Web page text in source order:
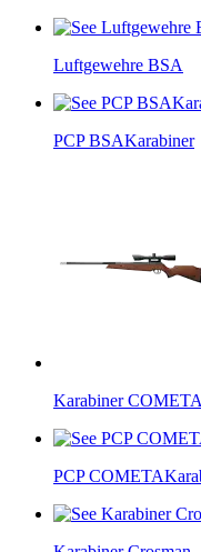
Luftgewehre BSA
PCP BSAKarabiner
Karabiner COMETA
PCP